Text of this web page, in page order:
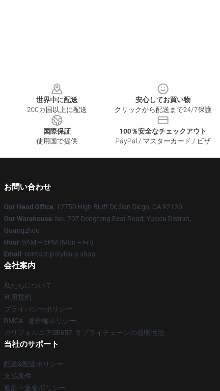
世界中に配送
200カ国以上に配送
安心してお買い物
クリックから配送まで24/7保護
国際保証
使用国で提供
100％安全なチェックアウト
PayPal / マスターカード / ビザ
お問い合わせ
Our Head Office: 12750 High Bluff Dr, San Diego, CA 92130
Our Warehouse: No. 707 Dongfeng East Road, Yuexiu District,
Guangzhou
Hour: 9AM – 5PM (Mon – Fri)
Email : contact@styles-p.shop
会社案内
私たちについて
利用規約
プライバシーポリシー
DMCA - 著作権ポリシー
カリフォルニアSB657: サプライチェーンの透明性法
当社のサポート
配送&配送ポリシー
支払条件
返品・返金ポリシー